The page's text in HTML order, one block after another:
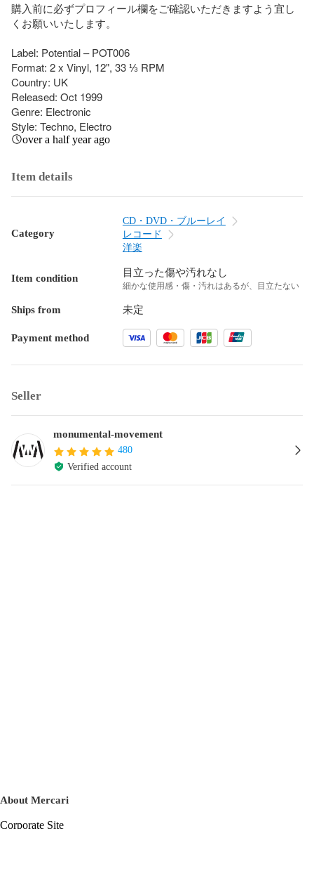
購入前に必ずプロフィール欄をご確認いただきますよう宜し
くお願いいたします。
Label: Potential – POT006
Format: 2 x Vinyl, 12", 33 ⅓ RPM
Country: UK
Released: Oct 1999
Genre: Electronic
Style: Techno, Electro
over a half year ago
Item details
Category
CD・DVD・ブルーレイ
レコード
洋楽
Item condition 目立った傷や汚れなし
細かな使用感・傷・汚れはあるが、目立たない
Ships from 未定
Payment method
Seller
monumental-movement
480
Verified account
About Mercari
Corporate Site